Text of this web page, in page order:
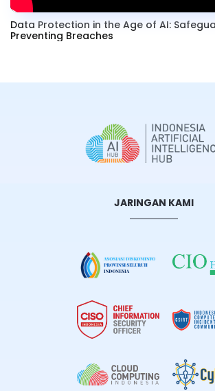
Data Protection in the Age of AI:
Preventing Breaches
JARINGAN KAMI